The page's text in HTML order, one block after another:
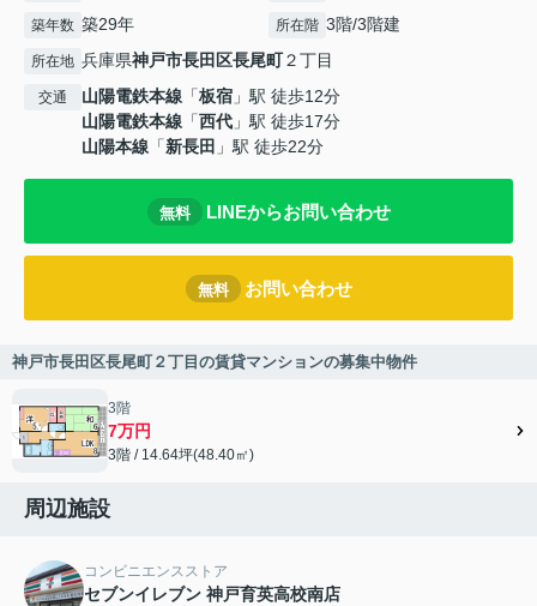
築年数 築29年 所在階 3階/3階建
所在地 兵庫県神戸市長田区長尾町２丁目
交通 山陽電鉄本線 「板宿 」駅 徒歩12分
山陽電鉄本線 「西代 」駅 徒歩17分
山陽本線 「新長田 」駅 徒歩22分
無料 LINEからお問い合わせ
無料 お問い合わせ
神戸市長田区長尾町２丁目の賃貸マンションの募集中物件
3階
7万円
3階 / 14.64坪(48.40㎡)
周辺施設
コンビニエンスストア
セブンイレブン 神戸育英高校南店